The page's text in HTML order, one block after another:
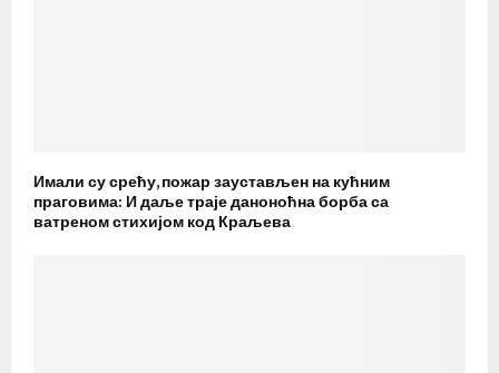
Имали су срећу, пожар заустављен на кућним
праговима: И даље траје даноноћна борба са
ватреном стихијом код Краљева